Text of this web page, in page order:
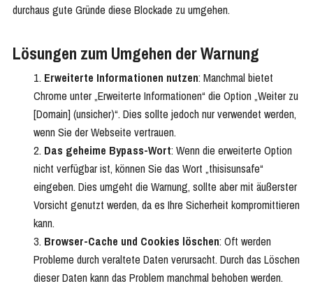
durchaus gute Gründe diese Blockade zu umgehen.
Lösungen zum Umgehen der Warnung
Erweiterte Informationen nutzen: Manchmal bietet
Chrome unter „Erweiterte Informationen“ die Option „Weiter zu
[Domain] (unsicher)“. Dies sollte jedoch nur verwendet werden,
wenn Sie der Webseite vertrauen.
Das geheime Bypass-Wort: Wenn die erweiterte Option
nicht verfügbar ist, können Sie das Wort „thisisunsafe“
eingeben. Dies umgeht die Warnung, sollte aber mit äußerster
Vorsicht genutzt werden, da es Ihre Sicherheit kompromittieren
kann.
Browser-Cache und Cookies löschen: Oft werden
Probleme durch veraltete Daten verursacht. Durch das Löschen
dieser Daten kann das Problem manchmal behoben werden.